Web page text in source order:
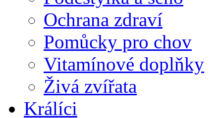
Ochrana zdraví
Pomůcky pro chov
Vitamínové doplňky
Živá zvířata
Králíci